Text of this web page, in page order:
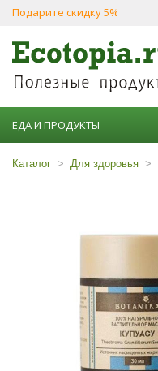
Подарите скидку 5%
ЕДА И ПРОДУКТЫ
Каталог Для здоровья